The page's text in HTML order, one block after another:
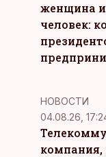
женщина
человек:
НОВОСТИ
04.08.26,
компания,